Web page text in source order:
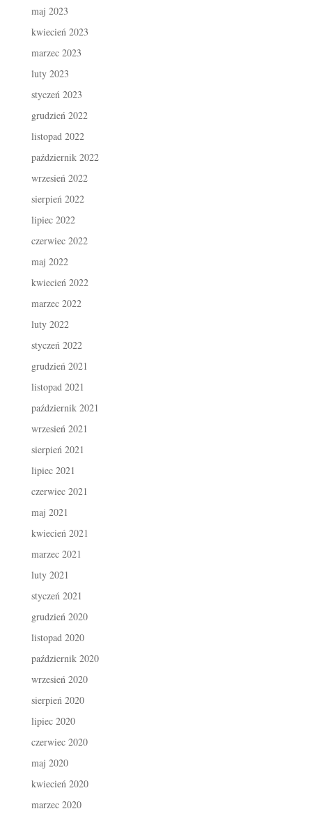
maj 2023
kwiecień 2023
marzec 2023
luty 2023
styczeń 2023
grudzień 2022
listopad 2022
październik 2022
wrzesień 2022
sierpień 2022
lipiec 2022
czerwiec 2022
maj 2022
kwiecień 2022
marzec 2022
luty 2022
styczeń 2022
grudzień 2021
listopad 2021
październik 2021
wrzesień 2021
sierpień 2021
lipiec 2021
czerwiec 2021
maj 2021
kwiecień 2021
marzec 2021
luty 2021
styczeń 2021
grudzień 2020
listopad 2020
październik 2020
wrzesień 2020
sierpień 2020
lipiec 2020
czerwiec 2020
maj 2020
kwiecień 2020
marzec 2020